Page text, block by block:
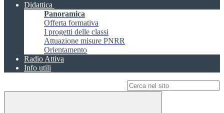
Didattica
Panoramica
Offerta formativa
I progetti delle classi
Attuazione misure PNRR
Orientamento
Radio Attiva
Info utili